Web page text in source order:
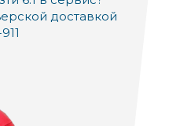
доставкой